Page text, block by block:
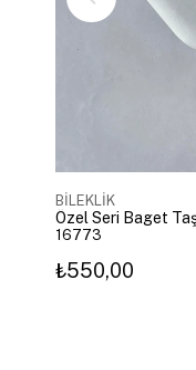
BİLEKLİK
Özel Seri Baget
16773
₺550,00